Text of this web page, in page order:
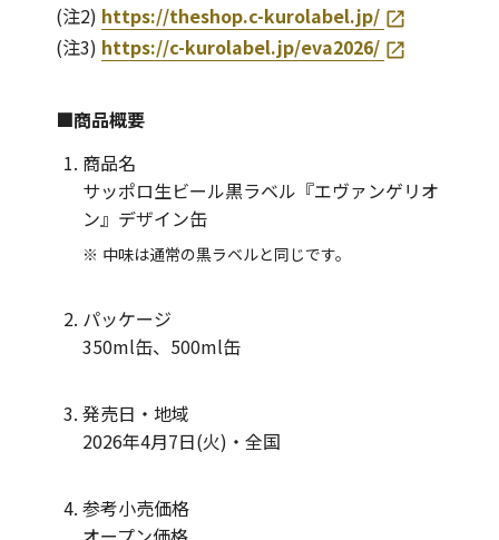
(注2) https://theshop.c-kurolabel.jp/
(注3) https://c-kurolabel.jp/eva2026/
■商品概要
商品名
サッポロ生ビール黒ラベル『エヴァンゲリオ
ン』デザイン缶
中味は通常の黒ラベルと同じです。
パッケージ
350ml缶、500ml缶
発売日・地域
2026年4月7日(火)・全国
参考小売価格